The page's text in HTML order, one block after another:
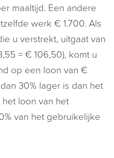
maaltijd. Een andere
werk € 1.700. Als
u verstrekt, uitgaat van
= € 106,50), komt u
op een loon van €
30% lager is dan het
loon van het
van het gebruikelijke